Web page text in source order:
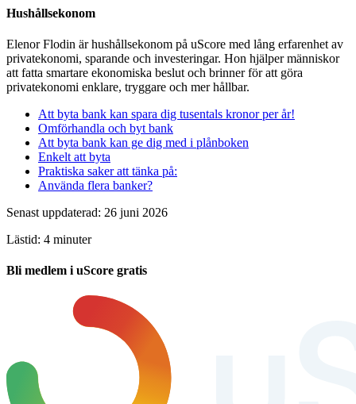
Hushållsekonom
Elenor Flodin är hushållsekonom på uScore med lång erfarenhet av
privatekonomi, sparande och investeringar. Hon hjälper människor
att fatta smartare ekonomiska beslut och brinner för att göra
privatekonomi enklare, tryggare och mer hållbar.
Att byta bank kan spara dig tusentals kronor per år!
Omförhandla och byt bank
Att byta bank kan ge dig med i plånboken
Enkelt att byta
Praktiska saker att tänka på:
Använda flera banker?
Senast uppdaterad: 26 juni 2026
Lästid: 4 minuter
Bli medlem i uScore gratis